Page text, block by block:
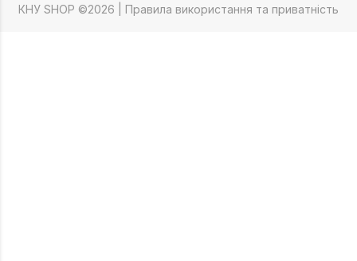
КНУ SHOP ©2026 | Правила використання та приватність